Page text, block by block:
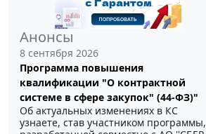
Анонсы
8 сентября 2026
Программа повышения
квалификации "О контрактной
системе в сфере закупок" (44-ФЗ)"
Об актуальных изменениях в КС
узнаете, став участником программы,